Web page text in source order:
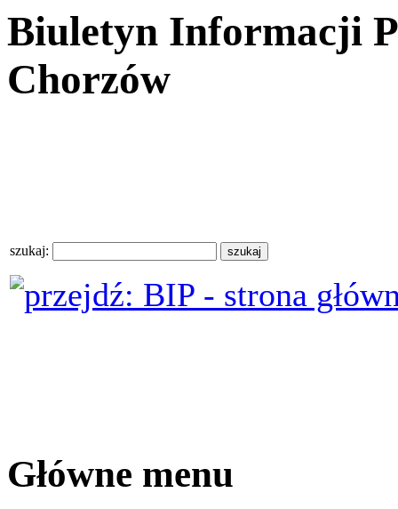
Biuletyn Informacji
Chorzów
szukaj:
Główne menu